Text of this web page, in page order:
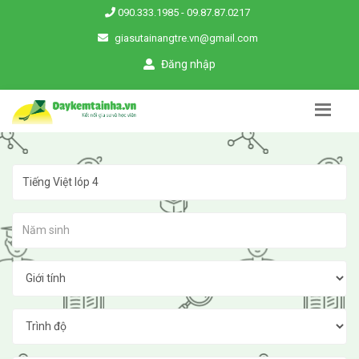
090.333.1985 - 09.87.87.0217
giasutainangtre.vn@gmail.com
Đăng nhập